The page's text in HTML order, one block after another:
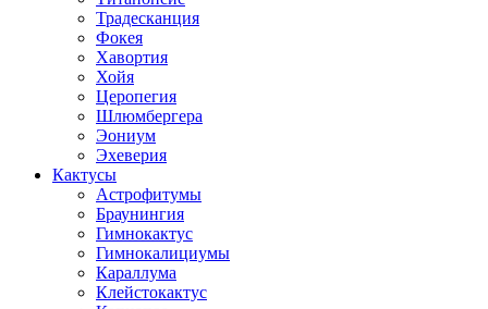
Традесканция
Фокея
Хавортия
Хойя
Церопегия
Шлюмбергера
Эониум
Эхеверия
Кактусы
Астрофитумы
Браунингия
Гимнокактус
Гимнокалициумы
Караллума
Клейстокактус